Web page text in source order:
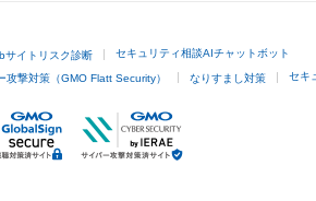
サイトリスク診断 セキュリティ相談AIチャットボット
攻撃対策（GMO Flatt Security） なりすまし対策 セキ